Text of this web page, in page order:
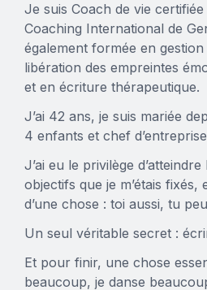
Je suis Coach de vie certifiée
Coaching International de
également formée en
libération des empreintes
et en écriture thérapeutique.
J’ai 42 ans, je suis mariée
4 enfants et chef
J’ai eu le privilège
objectifs que je m’étais fixés,
d’une chose : toi aussi, tu
Un seul véritable secret :
Et pour finir, une chose
beaucoup, je danse